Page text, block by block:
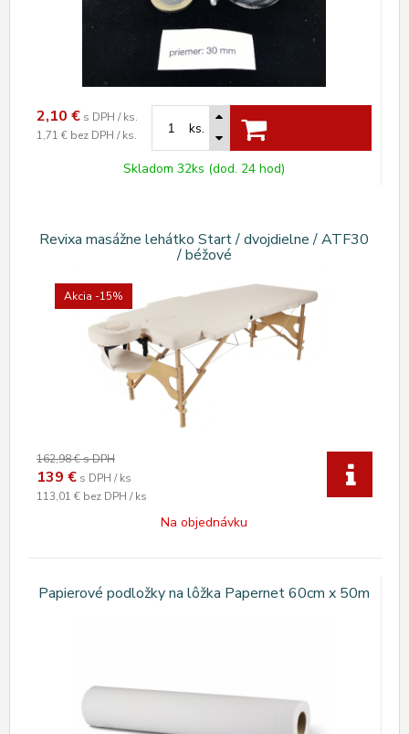
2,10 € s DPH / ks.
1,71 € bez DPH / ks. ks.
Skladom 32ks (dod. 24 hod)
Revixa masážne lehátko Start / dvojdielne / ATF30
/ béžové
Akcia -15%
162,98 €s DPH
139 € s DPH / ks
113,01 € bez DPH / ks
Na objednávku
Papierové podložky na lôžka Papernet 60cm x 50m